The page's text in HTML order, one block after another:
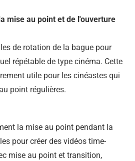
mise au point et de l'ouverture
de rotation de la bague pour
répétable de type cinéma. Cette
utile pour les cinéastes qui
point régulières.
la mise au point pendant la
pour créer des vidéos time-
mise au point et transition,